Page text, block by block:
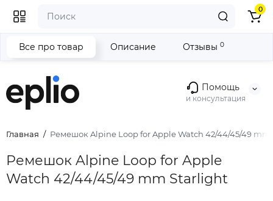
Помощь
и консультация
0
Главная Ремешок Alpine Loop for Apple Watch 42/44/45/49
Ремешок Alpine Loop for Apple
Watch 42/44/45/49 mm Starlight
Все про товар Описание Отзывы 0